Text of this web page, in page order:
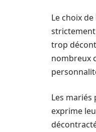
Le choix
strictement
trop
nombreux
Les
exprime